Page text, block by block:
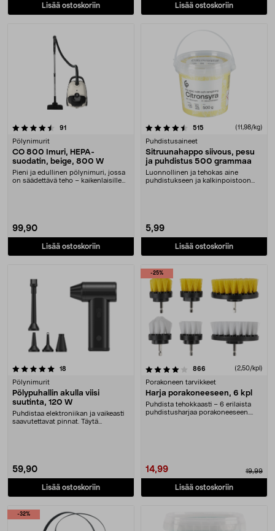
Lisää ostoskoriin Lisää ostoskoriin
91
Pölynimurit
CO 800 Imuri, HEPA-
suodatin, beige, 800 W
Pieni ja edullinen pölynimuri, jossa
on säädettävä teho – kaikenlaisille
99,90
Lisää ostoskoriin
4.5 viidestä tähdestä 515 (11,98/kg)
Puhdistusaineet
Sitruunahappo siivous, pesu
ja puhdistus 500 grammaa
Luonnollinen ja tehokas aine
puhdistukseen ja kalkinpoistoon
5,99
Lisää ostoskoriin
18
Pölynimurit
Pölypuhallin akulla viisi
suutinta, 120 W
Puhdistaa elektroniikan ja vaikeasti
saavutettavat pinnat. Täytä
59,90
Lisää ostoskoriin
-25%
4.0 viidestä tähdestä 866 (2,50/kpl)
Porakoneen tarvikkeet
Harja porakoneeseen, 6 kpl
Puhdista tehokkaasti – 6 erilaista
puhdistusharjaa porakoneeseen.
14,99 19,99
Lisää ostoskoriin
-32%